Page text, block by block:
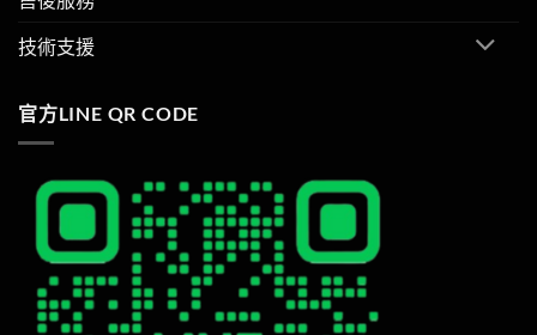
技術支援
官方LINE QR CODE